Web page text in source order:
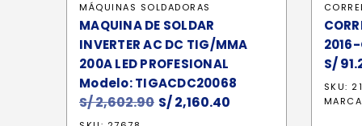
MÁQUINAS SOLDADORAS
MAQUINA DE SOLDAR
INVERTER AC DC TIG/MMA
200A LED PROFESIONAL
Modelo: TIGACDC20068
S/2,602.90 El
S/2,160.40
S/
SKU: